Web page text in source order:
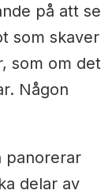
på att se
som skaver
som om det
Någon
panorerar
delar av